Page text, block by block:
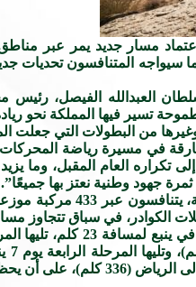
اعتماد مسار جديد يمر عبر
كما سيواجه المتنافسون
العبدالله الفيصل، رئيس
تسير فيها المملكة نحو
شكل رالي دكار السعودية 2025 محطة
تكراره العام المقبل، وما
جهود وطنية نعتز بها جميعًا”.
ويشهد داكار
الإجمالية 7,999 كيلومتر، منها 4,845 كلم مراحل